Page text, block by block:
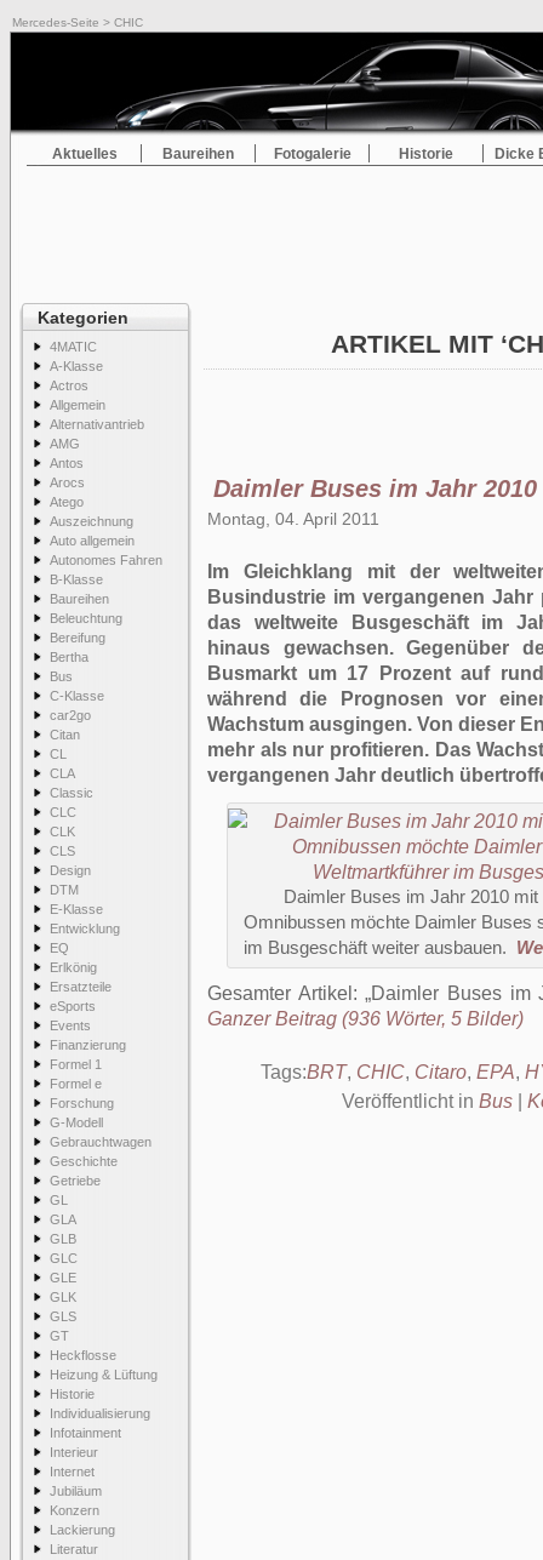
Mercedes-Seite > CHIC
Aktuelles Baureihen Fotogalerie Historie Dicke
Kategorien
4MATIC
A-Klasse
Actros
Allgemein
Alternativantrieb
AMG
Antos
Arocs
Atego
Auszeichnung
Auto allgemein
Autonomes Fahren
B-Klasse
Baureihen
Beleuchtung
Bereifung
Bertha
Bus
C-Klasse
car2go
Citan
CL
CLA
Classic
CLC
CLK
CLS
Design
DTM
E-Klasse
Entwicklung
EQ
Erlkönig
Ersatzteile
eSports
Events
Finanzierung
Formel 1
Formel e
Forschung
G-Modell
Gebrauchtwagen
Geschichte
Getriebe
GL
GLA
GLB
GLC
GLE
GLK
GLS
GT
Heckflosse
Heizung & Lüftung
Historie
Individualisierung
Infotainment
Interieur
Internet
Jubiläum
Konzern
Lackierung
Literatur
ARTIKEL MIT
Daimler Buses im Jahr
Montag, 04. April 2011
Im Gleichklang mit der
Busindustrie im vergangenen
das weltweite Busgeschäft im
hinaus gewachsen. Gegenüber
Busmarkt um 17 Prozent auf
während die Prognosen vor
Wachstum ausgingen. Von dieser
mehr als nur profitieren. Das
vergangenen Jahr deutlich
Daimler Buses im Jahr 2010
Omnibussen möchte Daimler Buses
im Busgeschäft weiter ausbauen.
Gesamter Artikel: Daimler Buses im
Ganzer Beitrag (936 Wörter, 5 Bilder)
Tags:BRT, CHIC, Citaro, EPA,
Veröffentlicht in Bus|